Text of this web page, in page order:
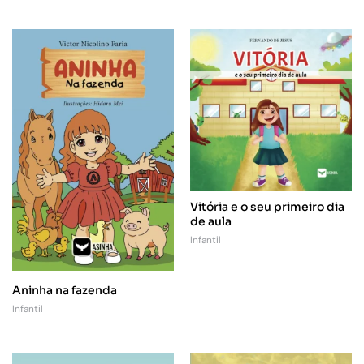
Aninha na fazenda
Infantil
Vitória e o seu primeiro dia
de aula
Infantil